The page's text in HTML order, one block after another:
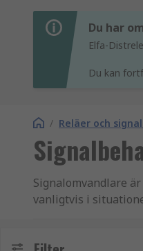
Du har
Elfa-
Du kan
/ Reläer och
Signalomvandlare
vanligtvis i